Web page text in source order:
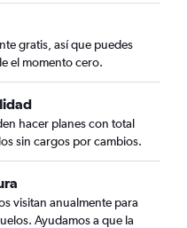
gratis, así que puedes
el momento cero.
hacer planes con total
sin cargos por cambios.
visitan anualmente para
Ayudamos a que la